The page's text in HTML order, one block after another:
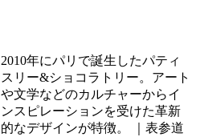
2010年にパリで誕生したパティ
スリー&ショコラトリー。アート
や文学などのカルチャーからイ
ンスピレーションを受けた革新
的なデザインが特徴。 ｜表参道